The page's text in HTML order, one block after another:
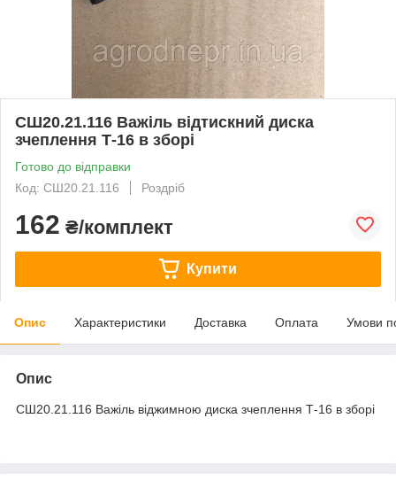
СШ20.21.116 Важіль відтискний диска
зчеплення Т-16 в зборі
Готово до відправки
Код: СШ20.21.116
Роздріб
162 ₴/комплект
Купити
Опис Характеристики Доставка Оплата Умови
Опис
СШ20.21.116 Важіль віджимною диска зчеплення Т-16 в зборі